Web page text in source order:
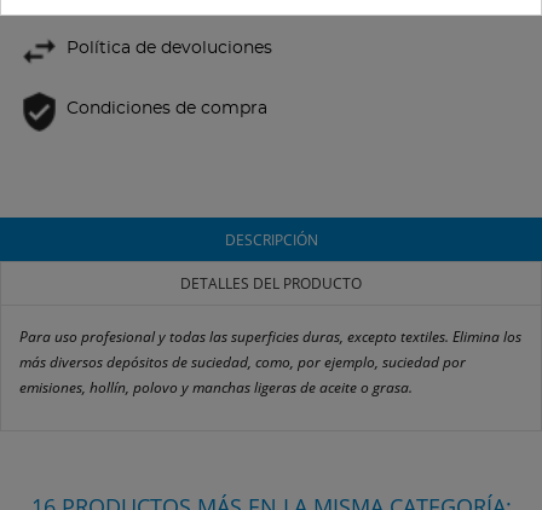
Política de devoluciones
Condiciones de compra
DESCRIPCIÓN
DETALLES DEL PRODUCTO
Para uso profesional y todas las superficies duras, excepto textiles. Elimina los
más diversos depósitos de suciedad, como, por ejemplo, suciedad por
emisiones, hollín, polovo y manchas ligeras de aceite o grasa.